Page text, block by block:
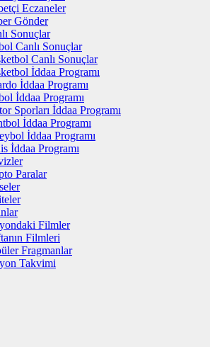
Eczaneler
Gönder
Sonuçlar
Canlı Sonuçlar
Canlı Sonuçlar
İddaa Programı
İddaa Programı
İddaa Programı
Sporları İddaa Programı
İddaa Programı
İddaa Programı
İddaa Programı
Paralar
Filmler
Filmleri
Fragmanlar
Takvimi